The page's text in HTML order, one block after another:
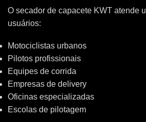
O secador de capacete KWT atende
usuários:
Motociclistas urbanos
Pilotos profissionais
Equipes de corrida
Empresas de delivery
Oficinas especializadas
Escolas de pilotagem